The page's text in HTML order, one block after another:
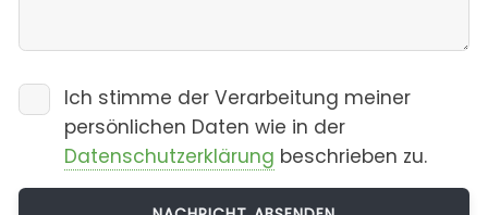
Ich stimme der Verarbeitung meiner
persönlichen Daten wie in der
Datenschutzerklärung beschrieben zu.